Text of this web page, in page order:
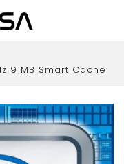
9 MB Smart Cache